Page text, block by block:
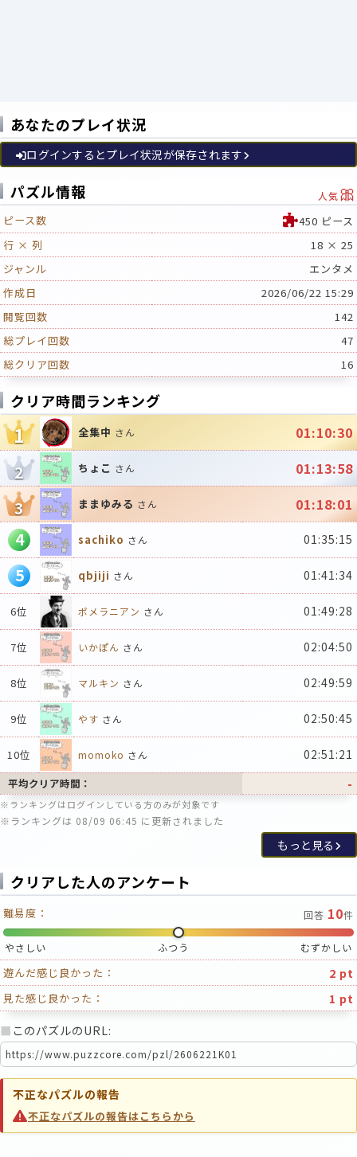
あなたのプレイ状況
ログインするとプレイ状況が保存されます
パズル情報 人気 🎀
ピース数
450 ピース
行 × 列
18 × 25
ジャンル
エンタメ
作成日
2026/06/22 15:29
閲覧回数
142
総プレイ回数
47
総クリア回数
16
クリア時間ランキング
1 全集中 さん 01:10:30
2 ちょこ さん 01:13:58
3 ままゆみる さん 01:18:01
4 sachiko さん 01:35:15
5 qbjiji さん 01:41:34
6位 ポメラニアン さん 01:49:28
7位 いかぽん さん 02:04:50
8位 マルキン さん 02:49:59
9位 やす さん 02:50:45
10位 momoko さん 02:51:21
平均クリア時間： -
※ランキングはログインしている方のみが対象です
※ランキングは 08/09 06:45 に更新されました
もっと見る
クリアした人のアンケート
難易度： 回答 10件
やさしい ふつう むずかしい
遊んだ感じ良かった： 2 pt
見た感じ良かった：
1 pt
■ このパズルのURL:
不正なパズルの報告
不正なパズルの報告はこちらから